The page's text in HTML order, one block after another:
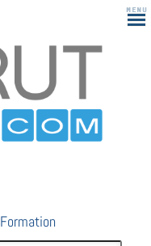
Formation